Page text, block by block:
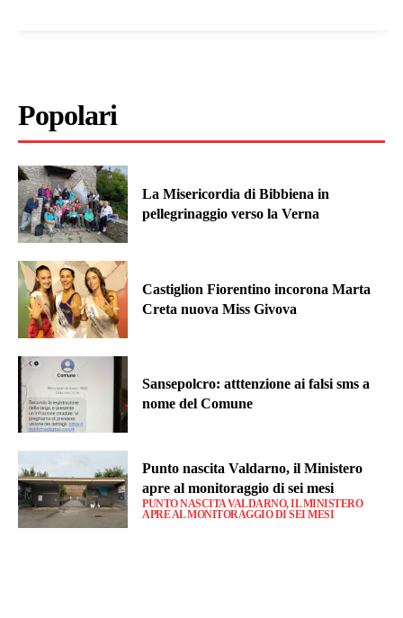
Popolari
La Misericordia di Bibbiena in
pellegrinaggio verso la Verna
Castiglion Fiorentino incorona Marta
Creta nuova Miss Givova
Sansepolcro: atttenzione ai falsi sms a
nome del Comune
Punto nascita Valdarno, il Ministero
apre al monitoraggio di sei mesi
PUNTO NASCITA VALDARNO, IL MINISTERO
APRE AL MONITORAGGIO DI SEI MESI